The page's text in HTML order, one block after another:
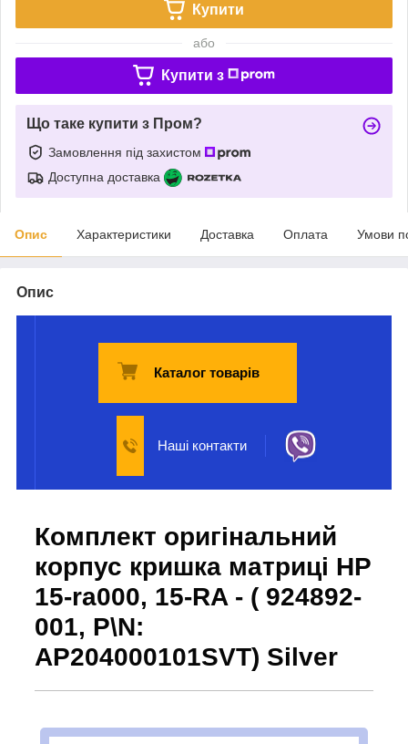
Купити
або
Купити з
Що таке купити з Пром?
Замовлення під захистом
Доступна доставка
Опис Характеристики Доставка Оплата Умови
Опис
Каталог товарів
Наші контакти
Комплект оригінальний
корпус кришка матриці HP
15-ra000, 15-RA - ( 924892-
001, P\N:
AP204000101SVT) Silver